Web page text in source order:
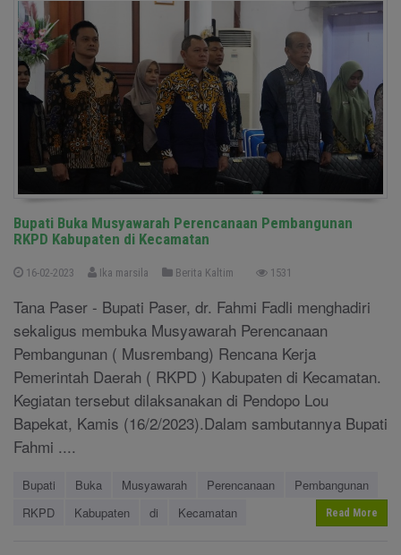
Bupati Buka Musyawarah Perencanaan Pembangunan
RKPD Kabupaten di Kecamatan
16-02-2023 Ika marsila Berita Kaltim 1531
Tana Paser - Bupati Paser, dr. Fahmi Fadli menghadiri
sekaligus membuka Musyawarah Perencanaan
Pembangunan ( Musrembang) Rencana Kerja
Pemerintah Daerah ( RKPD ) Kabupaten di Kecamatan.
Kegiatan tersebut dilaksanakan di Pendopo Lou
Bapekat, Kamis (16/2/2023).Dalam sambutannya Bupati
Fahmi ....
Bupati Buka Musyawarah Perencanaan
Pembangunan
RKPD
Kabupaten di Kecamatan Read More